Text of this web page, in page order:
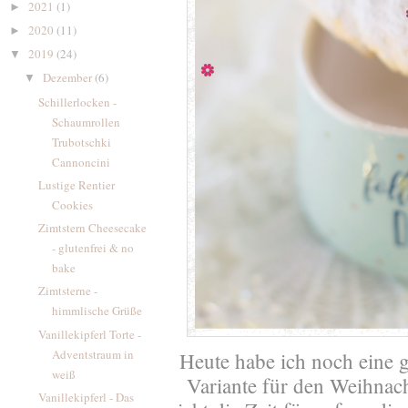
► 2021 (1)
► 2020 (11)
▼ 2019 (24)
▼ Dezember(6)
Schillerlocken -
Schaumrollen
Trubotschki
Cannoncini
Lustige Rentier
Cookies
Zimtstern Cheesecake
- glutenfrei & no
bake
Zimtsterne -
himmlische Grüße
Vanillekipferl Torte -
Adventstraum in
weiß
Vanillekipferl - Das
Heute habe ich noch eine
Variante für den